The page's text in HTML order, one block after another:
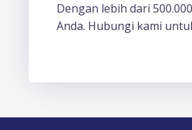
Dengan lebih dari
Anda. Hubungi kami